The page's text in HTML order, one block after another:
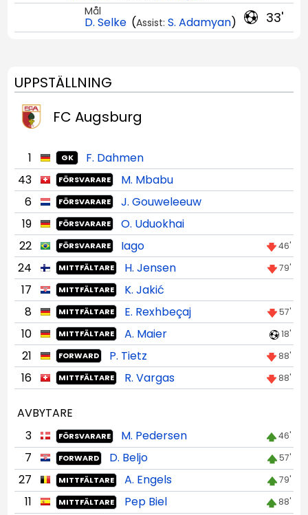
33'
Mål
D. Selke (Assist: S. Adamyan)
UPPSTÄLLNING
FC Augsburg
1 GK
F. Dahmen
43
FÖRSVARARE
M. Mbabu
6
FÖRSVARARE
J. Gouweleeuw
19
FÖRSVARARE
O. Uduokhai
22
FÖRSVARARE Iago 46'
24 MITTFÄLTARE H. Jensen 79'
17 MITTFÄLTARE
K. Jakić
8
MITTFÄLTARE E. Rexhbeçaj 57'
10 MITTFÄLTARE A. Maier 18'
21 FORWARD P. Tietz 88'
16 MITTFÄLTARE R. Vargas 88'
AVBYTARE
3
FÖRSVARARE M. Pedersen 46'
7 FORWARD D. Beljo 57'
27 MITTFÄLTARE A. Engels 79'
11 MITTFÄLTARE Pep Biel 88'